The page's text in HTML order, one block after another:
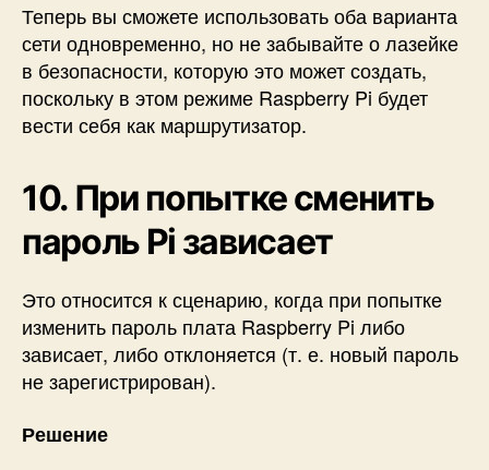
Теперь вы сможете использовать оба варианта
сети одновременно, но не забывайте о лазейке
в безопасности, которую это может создать,
поскольку в этом режиме Raspberry Pi будет
вести себя как маршрутизатор.
10. При попытке сменить
пароль Pi зависает
Это относится к сценарию, когда при попытке
изменить пароль плата Raspberry Pi либо
зависает, либо отклоняется (т. е. новый пароль
не зарегистрирован).
Решение